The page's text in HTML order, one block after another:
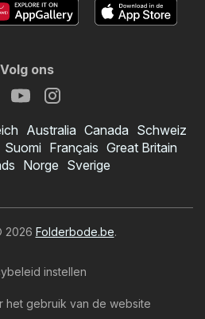
Volg ons
Australia Canada Schweiz
Suomi Français Great Britain
Norge Sverige
2026 Folderbode.be.
instellen
het gebruik van de website